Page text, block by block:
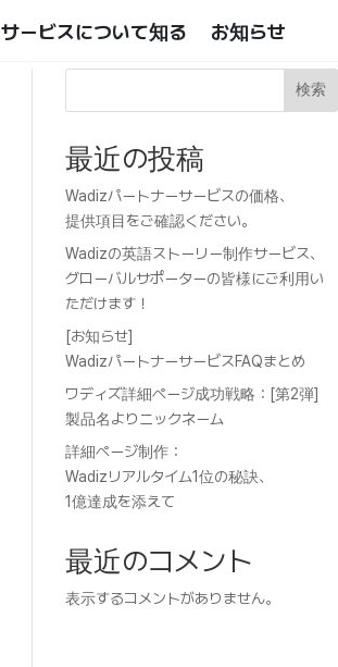
サービスについて知る お知らせ
検索
最近の投稿
Wadizパートナーサービスの価格、
提供項目をご確認ください。
Wadizの英語ストーリー制作サービス、
グローバルサポーターの皆様にご利用い
ただけます！
[お知らせ]
WadizパートナーサービスFAQまとめ
ワディズ詳細ページ成功戦略：[第2弾]
製品名よりニックネーム
詳細ページ制作：
Wadizリアルタイム1位の秘訣、
1億達成を添えて
最近のコメント
表示するコメントがありません。